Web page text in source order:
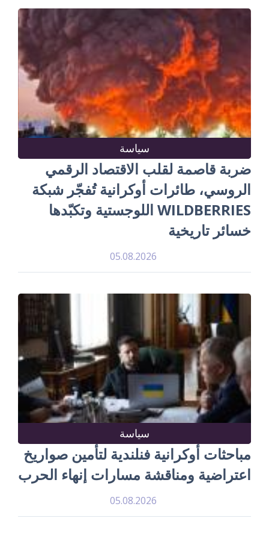
سياسة
ضربة قاصمة لقلب الاقتصاد الرقمي
الروسي، طائرات أوكرانية تُفجّر شبكة
WILDBERRIES اللوجستية وتكبّدها
خسائر تاريخية
05.08.2026
سياسة
مباحثات أوكرانية فنلندية لتأمين صواريخ
اعتراضية ومناقشة مسارات إنهاء الحرب
05.08.2026